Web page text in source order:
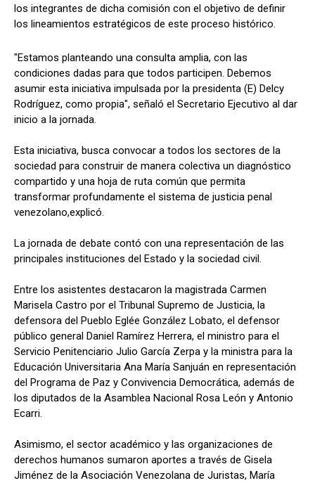
los integrantes de dicha comisión con el objetivo de definir
los lineamientos estratégicos de este proceso histórico.
"Estamos planteando una consulta amplia, con las
condiciones dadas para que todos participen. Debemos
asumir esta iniciativa impulsada por la presidenta (E) Delcy
Rodríguez, como propia", señaló el Secretario Ejecutivo al dar
inicio a la jornada.
Esta iniciativa, busca convocar a todos los sectores de la
sociedad para construir de manera colectiva un diagnóstico
compartido y una hoja de ruta común que permita
transformar profundamente el sistema de justicia penal
venezolano,explicó.
La jornada de debate contó con una representación de las
principales instituciones del Estado y la sociedad civil.
Entre los asistentes destacaron la magistrada Carmen
Marisela Castro por el Tribunal Supremo de Justicia, la
defensora del Pueblo Eglée González Lobato, el defensor
público general Daniel Ramírez Herrera, el ministro para el
Servicio Penitenciario Julio García Zerpa y la ministra para la
Educación Universitaria Ana María Sanjuán en representación
del Programa de Paz y Convivencia Democrática, además de
los diputados de la Asamblea Nacional Rosa León y Antonio
Ecarri.
Asimismo, el sector académico y las organizaciones de
derechos humanos sumaron aportes a través de Gisela
Jiménez de la Asociación Venezolana de Juristas, María